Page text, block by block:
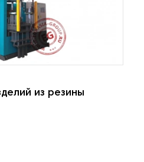
из резины